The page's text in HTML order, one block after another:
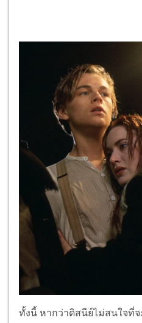
ทั้งนี้ หากว่าดิสนีย์ไม่สนใจที่